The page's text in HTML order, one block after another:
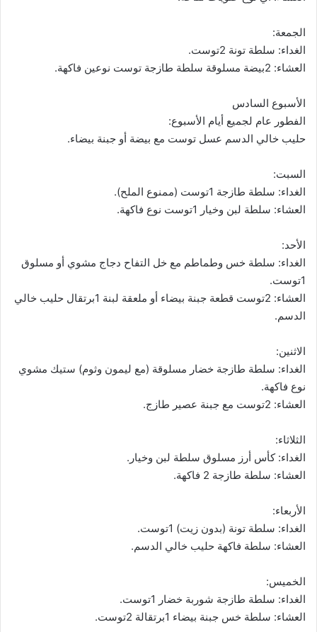
الجمعة:
الغداء: سلطة تونة 2توست.
العشاء: 2بيضة مسلوقة سلطة طازجة توست نوعين فاكهة.
الأسبوع السادس
الفطور عام لجميع أيام الأسبوع:
حليب خالي الدسم عسل توست مع بيضة أو جبنة بيضاء.
السبت:
الغداء: سلطة طازجة 1توست (ممنوع الملح).
العشاء: سلطة لبن وخيار 1توست نوع فاكهة.
الأحد:
الغداء: سلطة خس وطماطم مع خل التفاح دجاج مشوي أو مسلوق
1توست.
العشاء: 2توست قطعة جبنة بيضاء أو ملعقة لبنة 1برتقال حليب خالي
الدسم.
الاثنين:
الغداء: سلطة طازجة خضار مسلوقة (مع ليمون وثوم) ستيك مشوي
نوع فاكهة.
العشاء: 2توست مع جبنة عصير طازج.
الثلاثاء:
الغداء: كأس أرز مسلوق سلطة لبن وخيار.
العشاء: سلطة طازجة 2 فاكهة.
الأربعاء:
الغداء: سلطة تونة (بدون زيت) 1توست.
العشاء: سلطة فاكهة حليب خالي الدسم.
الخميس:
الغداء: سلطة طازجة شوربة خضار 1توست.
العشاء: سلطة خس جبنة بيضاء 1برتقالة 2توست.